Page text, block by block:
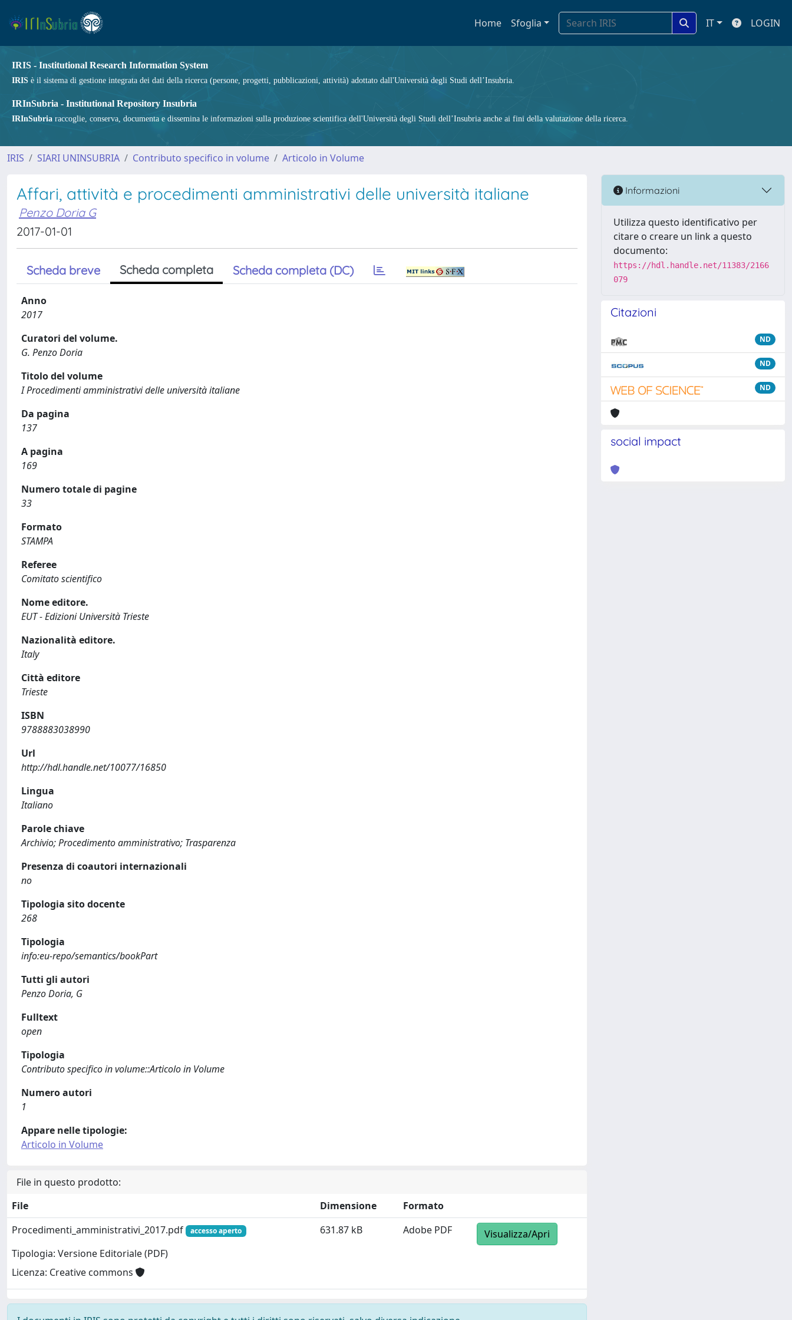
Home Sfoglia IT LOGIN
IRIS - Institutional Research Information System
IRIS è il sistema di gestione integrata dei dati della ricerca (persone, progetti, pubblicazioni, attività) adottato dall'Università degli Studi dell’Insubria.
IRInSubria - Institutional Repository Insubria
IRInSubria raccoglie, conserva, documenta e dissemina le informazioni sulla produzione scientifica dell'Università degli Studi dell’Insubria anche ai fini della valutazione della ricerca.
IRIS SIARI UNINSUBRIA Contributo specifico in volume Articolo in Volume
Affari, attività e procedimenti amministrativi delle università italiane
Penzo Doria G
2017-01-01
Scheda breve Scheda completa Scheda completa (DC)
Anno
2017
Curatori del volume.
G. Penzo Doria
Titolo del volume
I Procedimenti amministrativi delle università italiane
Da pagina
137
A pagina
169
Numero totale di pagine
33
Formato
STAMPA
Referee
Comitato scientifico
Nome editore.
EUT - Edizioni Università Trieste
Nazionalità editore.
Italy
Città editore
Trieste
ISBN
9788883038990
Url
http://hdl.handle.net/10077/16850
Lingua
Italiano
Parole chiave
Archivio; Procedimento amministrativo; Trasparenza
Presenza di coautori internazionali
no
Tipologia sito docente
268
Tipologia
info:eu-repo/semantics/bookPart
Tutti gli autori
Penzo Doria, G
Fulltext
open
Tipologia
Contributo specifico in volume::Articolo in Volume
Numero autori
1
Appare nelle tipologie:
Articolo in Volume
File in questo prodotto:
File
Dimensione
Formato
Procedimenti_amministrativi_2017.pdf
accesso aperto
Tipologia: Versione Editoriale (PDF)
Licenza: Creative commons
631.87 kB Adobe PDF Visualizza/Apri
Informazioni
Utilizza questo identificativo per
citare o creare un link a questo
documento:
https://hdl.handle.net/11383/2166
079
Citazioni
ND
ND
ND
social impact